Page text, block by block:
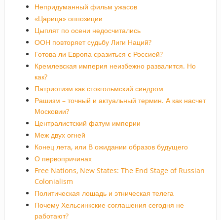
Непридуманный фильм ужасов
«Царица» оппозиции
Цыплят по осени недосчитались
ООН повторяет судьбу Лиги Наций?
Готова ли Европа сразиться с Россией?
Кремлевская империя неизбежно развалится. Но
как?
Патриотизм как стокгольмский синдром
Рашизм – точный и актуальный термин. А как насчет
Московии?
Централистский фатум империи
Меж двух огней
Конец лета, или В ожидании образов будущего
О первопричинах
Free Nations, New States: The End Stage of Russian
Colonialism
Политическая лошадь и этническая телега
Почему Хельсинкские соглашения сегодня не
работают?